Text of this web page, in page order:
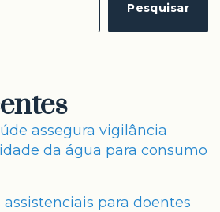
Pesquisar
assegura vigilância
da água para consumo
para doentes